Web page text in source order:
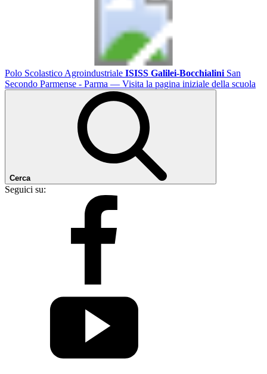
Polo Scolastico Agroindustriale ISISS Galilei-Bocchialini San
Secondo Parmense - Parma — Visita la pagina iniziale della scuola
Cerca
Seguici su: